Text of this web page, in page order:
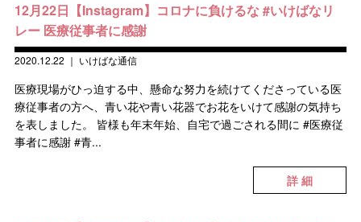
12月22日【Instagram】コロナに負けるな #いけばなリ
レー 医療従事者に感謝
2020.12.22 ｜ いけばな通信
医療現場がひっ迫する中、懸命な努力を続けてくださっている医
療従事者の方へ、青い花や青い花器でお花をいけて感謝の気持ち
を表しました。 皆様も年末年始、自宅で過ごされる間に #医療従
事者に感謝 #青...
詳 細